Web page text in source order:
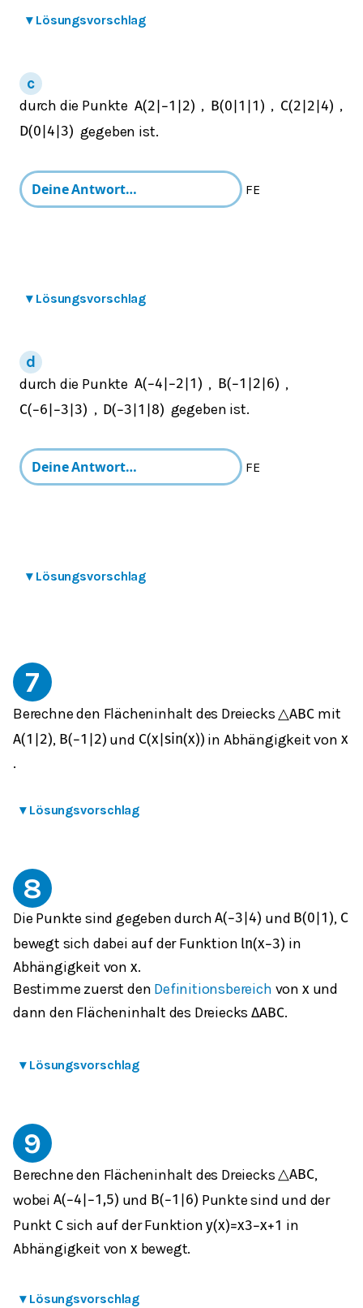
▾ Lösungsvorschlag
durch die Punkte A(2 −1 2) , B(0 1 1 ) , C(2 2 4) ,
D(0 4 3) gegeben ist.
FE
▾ Lösungsvorschlag
durch die Punkte A(−4 −2 1 ) , B(−1 2 6) ,
C(−6 −3 3) , D(−3 1 |8) gegeben ist.
FE
▾ Lösungsvorschlag
7
Berechne den Flächeninhalt des Dreiecks △ABC mit
A(1 2), B(−1 2) und C(x| sin(x)) in Abhängigkeit von x
.
▾ Lösungsvorschlag
8
Die Punkte sind gegeben durchA(−3 |4) und B(0 1 ), C
bewegt sich dabei auf der Funktion ln(x−3) in
Abhängigkeit von x.
Bestimme zuerst den Definitionsbereich von xund
dann den Flächeninhalt des DreiecksΔABC.
▾ Lösungsvorschlag
9
Berechne den Flächeninhalt des Dreiecks △ABC,
wobei A(−4 −1,5) und B(−1 6) Punkte sind und der
Punkt Csich auf der Funktiony(x)=x3−x+1 in
Abhängigkeit von xbewegt.
▾ Lösungsvorschlag